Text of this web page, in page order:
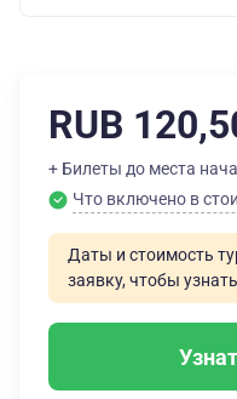
RUB
+ Билеты до места
Что включено в
Даты и стоимость
заявку, чтобы